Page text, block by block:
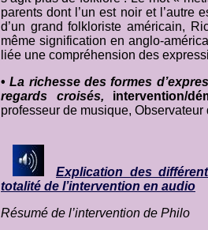
parents dont l’un est noir et
d’un grand folkloriste américain,
même signification en anglo-
liée une compréhension des
•La richesse des formes
regards croisés,
intervention/
professeur de musique,
Explication des
totalité de l’intervention en audio
Résumé de l’intervention de Philo